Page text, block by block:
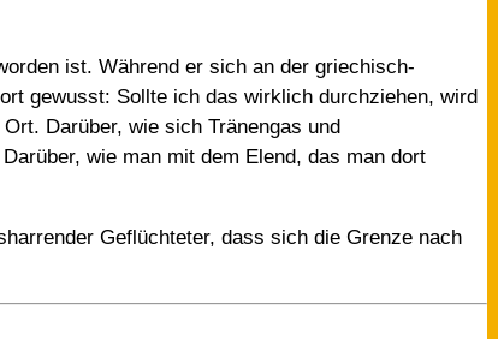
ist. Während er sich an der griechisch-
gewusst: Sollte ich das wirklich durchziehen, wird
Darüber, wie sich Tränengas und
wie man mit dem Elend, das man dort
Geflüchteter, dass sich die Grenze nach